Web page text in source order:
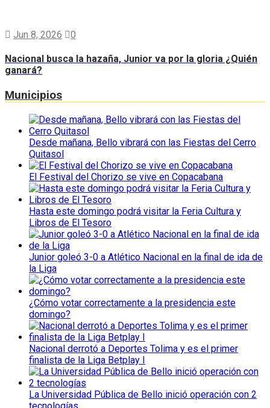
Jun 8, 2026 0
Nacional busca la hazaña, Junior va por la gloria ¿Quién
ganará?
Municipios
Desde mañana, Bello vibrará con las Fiestas del Cerro
Quitasol
El Festival del Chorizo se vive en Copacabana
Hasta este domingo podrá visitar la Feria Cultura y
Libros de El Tesoro
Junior goleó 3-0 a Atlético Nacional en la final de ida de
la Liga
¿Cómo votar correctamente a la presidencia este
domingo?
Nacional derrotó a Deportes Tolima y es el primer
finalista de la Liga Betplay I
La Universidad Pública de Bello inició operación con 2